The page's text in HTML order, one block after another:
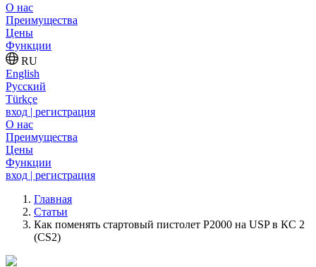
О нас
Преимущества
Цены
Функции
RU
English
Русский
Türkçe
вход | регистрация
О нас
Преимущества
Цены
Функции
вход | регистрация
Главная
Статьи
Как поменять стартовый пистолет P2000 на USP в КС 2
(CS2)